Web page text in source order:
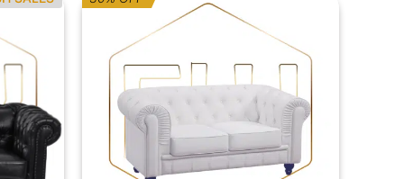
preço
original
era:
preço
atual
é: